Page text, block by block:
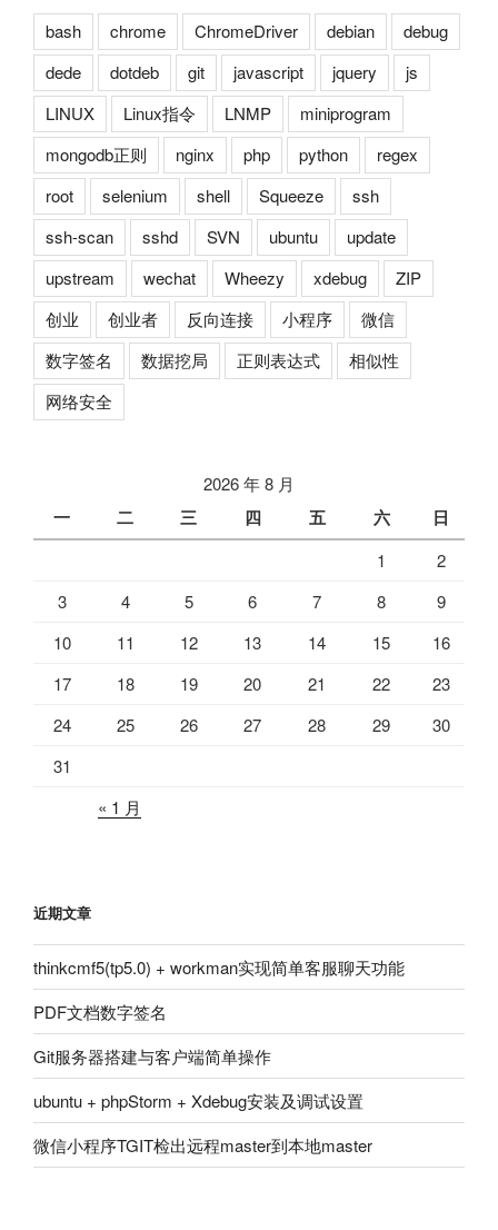
bash chrome ChromeDriver debian
debug
dede
dotdeb git javascript jquery
js
LINUX
Linux指令 LNMP
miniprogram
mongodb正则
nginx php python
regex
root
selenium shell Squeeze
ssh
ssh-scan
sshd SVN ubuntu
update
upstream
wechat Wheezy xdebug
ZIP
创业
创业者 反向连接 小程序
微信
数字签名
数据挖局 正则表达式
相似性
网络安全
2026 年 8 月
一 二 三 四 五 六 日
1
2
3
4 5 6 7 8
9
10
11 12 13 14 15
16
17
18 19 20 21 22
23
24
25 26 27 28 29
30
31
« 1 月
近期文章
thinkcmf5(tp5.0) + workman实现简单客服聊天功能
PDF文档数字签名
Git服务器搭建与客户端简单操作
ubuntu + phpStorm + Xdebug安装及调试设置
微信小程序TGIT检出远程master到本地master